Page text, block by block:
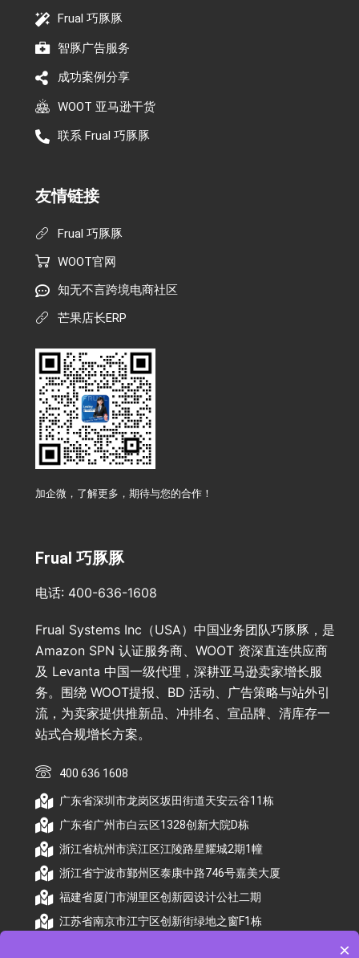
Frual 巧豚豚
智豚广告服务
成功案例分享
WOOT 亚马逊干货
联系 Frual 巧豚豚
友情链接
Frual 巧豚豚
WOOT官网
知无不言跨境电商社区
芒果店长ERP
加企微，了解更多，期待与您的合作！
Frual 巧豚豚
电话: 400-636-1608
Frual Systems Inc（USA）中国业务团队巧豚豚，是
Amazon SPN 认证服务商、WOOT 资深直连供应商
及 Levanta 中国一级代理，深耕亚马逊卖家增长服
务。围绕 WOOT提报、BD 活动、广告策略与站外引
流，为卖家提供推新品、冲排名、宣品牌、清库存一
站式合规增长方案。
400 636 1608
广东省深圳市龙岗区坂田街道天安云谷11栋
广东省广州市白云区1328创新大院D栋
浙江省杭州市滨江区江陵路星耀城2期1幢
浙江省宁波市鄞州区泰康中路746号嘉美大厦
福建省厦门市湖里区创新园设计公社二期
江苏省南京市江宁区创新街绿地之窗F1栋
×